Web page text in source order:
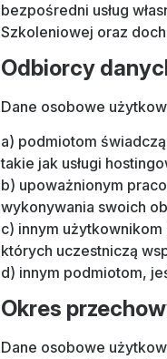
bezpośredni usług
Szkoleniowej oraz
Odbiorcy
Dane osobowe
a) podmiotom
takie jak usługi
b) upoważnionym
wykonywania swoich
c) innym
których uczestniczą
d) innym podmiotom,
Okres
Dane osobowe